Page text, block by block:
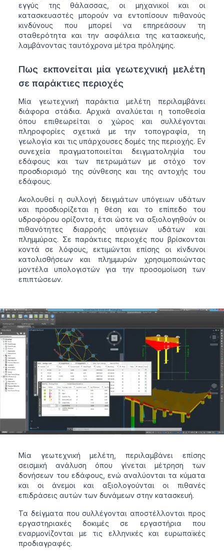
εγγύς της θάλασσας, οι μηχανικοί και οι
κατασκευαστές μπορούν να εντοπίσουν πιθανούς
κινδύνους που μπορεί να επηρεάσουν τη
σταθερότητα και την ασφάλεια της κατασκευής,
λαμβάνοντας ταυτόχρονα μέτρα πρόληψης.
Πως εκπονείται μία γεωτεχνική μελέτη
σε παράκτιες περιοχές
Μία γεωτεχνική παράκτια μελέτη περιλαμβάνει
διάφορα στάδια. Αρχικά αναλύεται η τοποθεσία
όπου επιθεωρείται ο χώρος και συλλέγονται
πληροφορίες σχετικά με την τοπογραφία, τη
γεωλογία και τις υπάρχουσες δομές της περιοχής. Εν
συνεχεία πραγματοποιείται δειγματοληψία του
εδάφους και των πετρωμάτων με στόχο τον
προσδιορισμό της σύνθεσης και της αντοχής του
εδάφους.
Ακολουθεί η συλλογή δειγμάτων υπόγειων υδάτων
και προσδιορίζεται η θέση και το επίπεδο του
υδροφόρου ορίζοντα, έτσι ώστε να αξιολογηθούν οι
πιθανότητες διαρροής υπόγειων υδάτων και
πλημμύρας. Σε παράκτιες περιοχές που βρίσκονται
κοντά σε λόφους, εκτιμώνται επίσης οι κίνδυνοι
κατολισθήσεων και πλημμυρών χρησιμοποιώντας
μοντέλα υπολογιστών για την προσομοίωση των
επιπτώσεων.
Μία γεωτεχνική μελέτη, περιλαμβάνει επίσης
σεισμική ανάλυση όπου γίνεται μέτρηση των
δονήσεων του εδάφους, ενώ αναλύονται τα κύματα
και οι άνεμοι και αξιολογούνται οι πιθανές
επιδράσεις αυτών των δυνάμεων στην κατασκευή.
Τα δείγματα που συλλέγονται αποστέλλονται προς
εργαστηριακές δοκιμές σε εργαστήρια που
εναρμονίζονται με τις ελληνικές και ευρωπαϊκές
προδιαγραφές.